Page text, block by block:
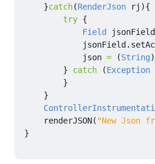
}catch(RenderJson rj ){
try {
Field
jsonField
jsonField .
json = (String)
}
catch (Exception
}
}
renderJSON( "New Json
}